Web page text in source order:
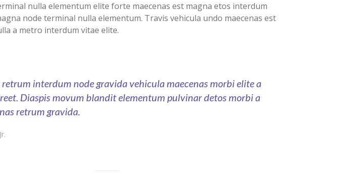
nulla elementum elite forte maecenas est magna etos interdum
node terminal nulla elementum. Travis vehicula undo maecenas est
a metro interdum vitae elite.
retrum interdum node gravida vehicula maecenas morbi elite a
Diaspis movum blandit elementum pulvinar detos morbi a
retrum gravida.